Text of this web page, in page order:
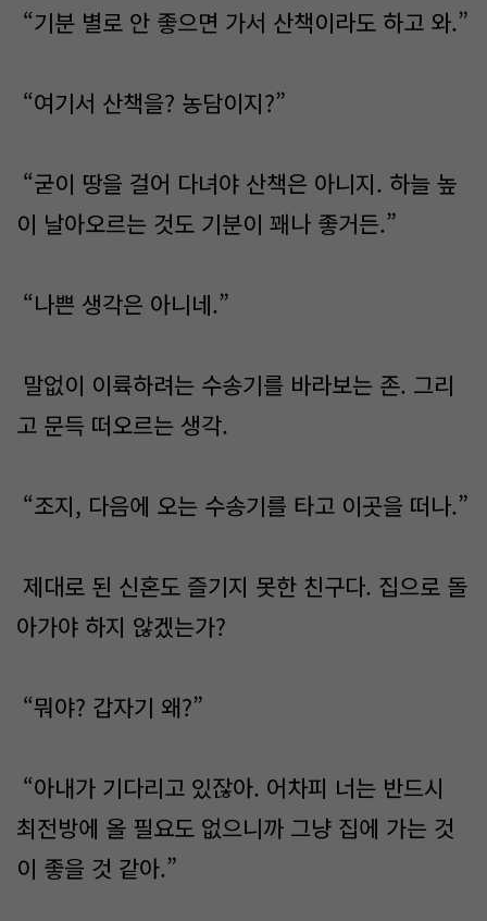
“기분 별로 안 좋으면 가서 산책이라도 하고 와.”
“여기서 산책을? 농담이지?”
“굳이 땅을 걸어 다녀야 산책은 아니지. 하늘 높
이 날아오르는 것도 기분이 꽤나 좋거든.”
“나쁜 생각은 아니네.”
말없이 이륙하려는 수송기를 바라보는 존. 그리
고 문득 떠오르는 생각.
“조지, 다음에 오는 수송기를 타고 이곳을 떠나.”
제대로 된 신혼도 즐기지 못한 친구다. 집으로 돌
아가야 하지 않겠는가?
“뭐야? 갑자기 왜?”
“아내가 기다리고 있잖아. 어차피 너는 반드시
최전방에 올 필요도 없으니까 그냥 집에 가는 것
이 좋을 것 같아.”